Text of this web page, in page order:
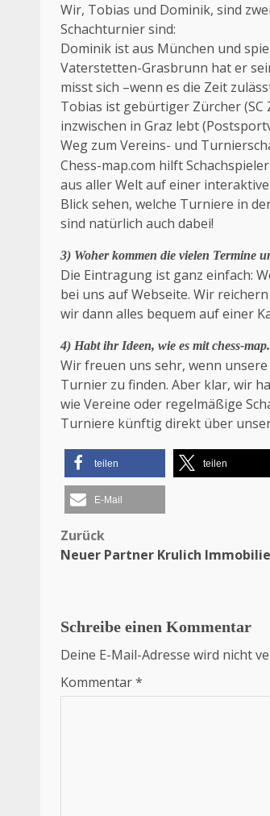
Wir, Tobias und Dominik, sind
Schachturnier sind:
Dominik ist aus München und
Vaterstetten-Grasbrunn hat er
misst sich –wenn es die Zeit
Tobias ist gebürtiger Zürcher (SC
inzwischen in Graz lebt
Weg zum Vereins- und
Chess-map.com hilft
aus aller Welt auf einer
Blick sehen, welche Turniere in
sind natürlich auch dabei!
3) Woher kommen die vielen Termine
Die Eintragung ist ganz einfach:
bei uns auf Webseite. Wir
wir dann alles bequem auf einer
4) Habt ihr Ideen, wie es mit chess-
Wir freuen uns sehr, wenn
Turnier zu finden. Aber klar, wir
wie Vereine oder regelmäßige
Turniere künftig direkt über
teilen teilen
E-Mail
Beitragsnavigation
Zurück
Neuer Partner Krulich
Schreibe einen Kommentar
Deine E-Mail-Adresse wird nicht
Kommentar*